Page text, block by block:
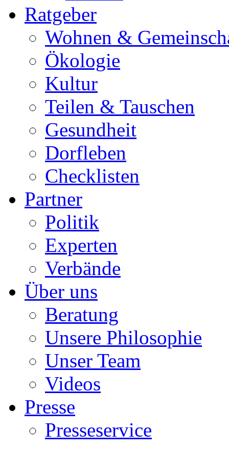
Ratgeber
Wohnen &
Ökologie
Kultur
Teilen & Tauschen
Gesundheit
Dorfleben
Checklisten
Partner
Politik
Experten
Verbände
Über uns
Beratung
Unsere Philosophie
Unser Team
Videos
Presse
Presseservice